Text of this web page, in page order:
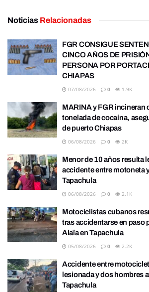
Noticias Relacionadas
FGR CONSIGUE
CINCO AÑOS DE
PERSONA POR
CHIAPAS
07/08/2026 0 1.9K
MARINA y FGR incineran
tonelada de cocaína,
de puerto Chiapas
06/08/2026 0 2K
Menor de 10 años resulta
accidente entre motoneta
Tapachula
06/08/2026 0 2.1K
Motociclistas cubanos
tras accidentarse en paso
Alaïa en Tapachula
05/08/2026 0 2.2K
Accidente entre
lesionada y dos hombres
Tapachula